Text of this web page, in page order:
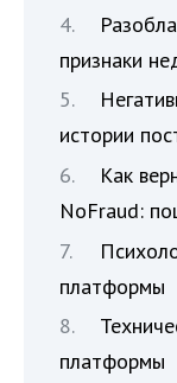
признаки
истории
Как
NoFraud:
платформы
платформы